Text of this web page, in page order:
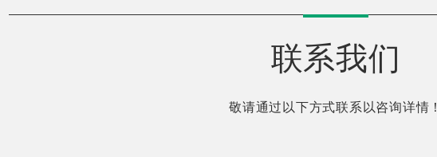
联系我们
敬请通过以下方式联系以咨询详情！